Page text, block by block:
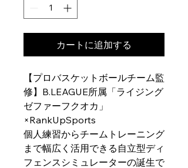
カートに追加する
【プロバスケットボールチーム監
修】B.LEAGUE所属「ライジング
ゼファーフクオカ」
×RankUpSports
個人練習からチームトレーニング
まで幅広く活用できる自立型ディ
フェンスシミュレーターの誕生で